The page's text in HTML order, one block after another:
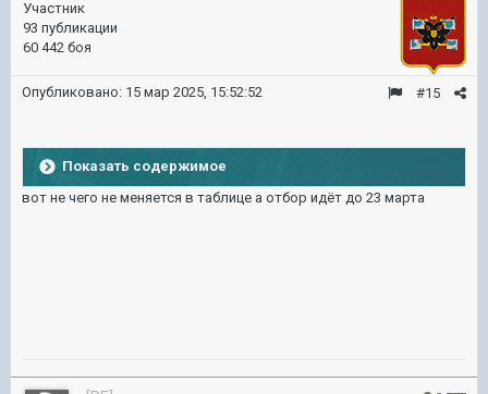
Участник
93 публикации
60 442 боя
#15
Опубликовано: 15 мар 2025, 15:52:52
Показать содержимое
вот не чего не меняется в таблице а отбор идёт до 23 марта